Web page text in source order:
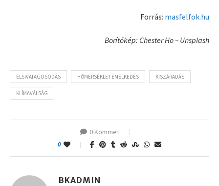
Forrás: masfelfok.hu
Borítókép: Chester Ho – Unsplash
ELSIVATAGOSODÁS HŐMÉRSÉKLET EMELKEDÉS KISZÁRADÁS
KLÍMAVÁLSÁG
0 Kommet
0
BKADMIN